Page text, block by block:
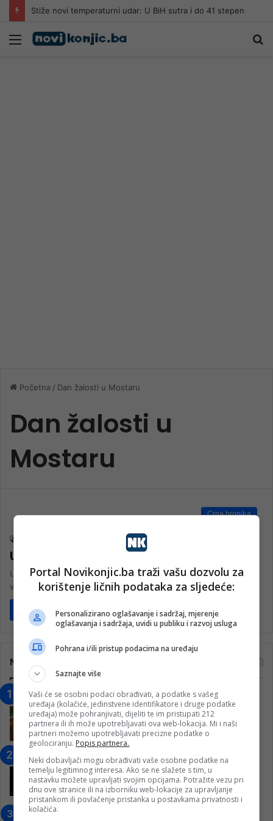
Stiže novi temperaturni udar: U BiH sutra i do 41 stepen
Meni
Početna / Dan žalosti u Mostaru
Dan žalosti u
Mostaru
Crna hronika
U Mostaru sutra Dan žalosti
U povodu tragične smrti tri osobe u prometnoj nesreći proteklog
vikenda, Grad Mostar će u ponedjeljak 2. lipnja 2025. godine…
Pročitaj više
Najčitanije
“Obrazovanje gradi BiH-Jovan Divjak“
– Konjic je u posljednje 22 godine imao
25 ​​stipendista
15. Februara 2023.
Nogometaši Igmana iznenadili
Konjičanke cvijećem i besplatnim
ulazom na utakmicu
7. Marta 2025.
Portal Novikonjic.ba traži vašu dozvolu za
korištenje ličnih podataka za sljedeće:
Personalizirano oglašavanje i sadržaj, mjerenje
oglašavanja i sadržaja, uvidi u publiku i razvoj usluga
Pohrana i/ili pristup podacima na uređaju
Saznajte više
Vaši će se osobni podaci obrađivati, a podatke s vašeg
uređaja (kolačiće, jedinstvene identifikatore i druge podatke
uređaja) može pohranjivati, dijeliti te im pristupati 212
partnera ili ih može upotrebljavati ova web-lokacija. Mi i naši
partneri možemo upotrebljavati precizne podatke o
geolociranju. Popis partnera.
Neki dobavljači mogu obrađivati vaše osobne podatke na
temelju legitimnog interesa. Ako se ne slažete s tim, u
nastavku možete upravljati svojim opcijama. Potražite vezu pri
dnu ove stranice ili na izborniku web-lokacije za upravljanje
pristankom ili povlačenje pristanka u postavkama privatnosti i
kolačića.